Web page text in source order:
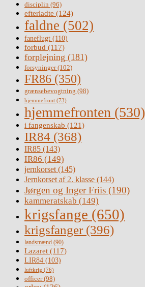
disciplin (96)
efterladte (124)
faldne (502)
faneflugt (110)
forbud (117)
forplejning (181)
forsyninger(102)
FR86 (350)
grænsebevogtning (98)
hjemmefront (73)
hjemmefronten (530)
i fangenskab (121)
IR84 (368)
IR85 (143)
IR86 (149)
jernkorset(145)
Jernkorset af 2. klasse (144)
Jørgen og Inger Friis (190)
kammeratskab (149)
krigsfange (650)
krigsfanger (396)
landsmænd (90)
Lazaret (117)
LIR84 (103)
luftkrig (76)
officer(98)